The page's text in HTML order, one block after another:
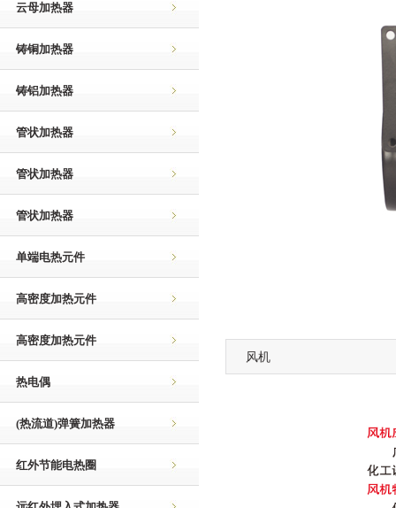
云母加热器
铸铜加热器
铸铝加热器
管状加热器
管状加热器
管状加热器
单端电热元件
高密度加热元件
高密度加热元件
热电偶
(热流道)弹簧加热器
红外节能电热圈
风机